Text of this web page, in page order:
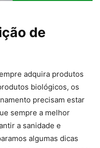
de
adquira produtos
biológicos, os
precisam estar
sempre a melhor
a sanidade e
algumas dicas